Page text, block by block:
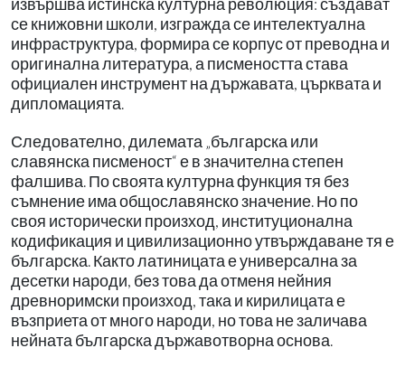
се книжовни школи, изгражда се интелектуална
инфраструктура, формира се корпус от преводна и
оригинална литература, а писмеността става
официален инструмент на държавата, църквата и
дипломацията.
Следователно, дилемата „българска или
славянска писменост“ е в значителна степен
фалшива. По своята културна функция тя без
съмнение има общославянско значение. Но по
своя исторически произход, институционална
кодификация и цивилизационно утвърждаване тя е
българска. Както латиницата е универсална за
десетки народи, без това да отменя нейния
древноримски произход, така и кирилицата е
възприета от много народи, но това не заличава
нейната българска държавотворна основа.